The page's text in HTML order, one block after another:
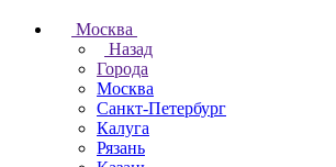
Москва
Назад
Города
Москва
Санкт-Петербург
Калуга
Рязань